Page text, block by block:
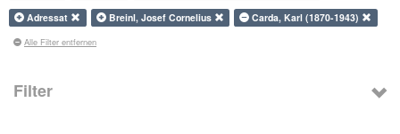
Adressat
Breinl, Josef Cornelius Carda, Karl (1870-1943)
Alle Filter entfernen
Filter